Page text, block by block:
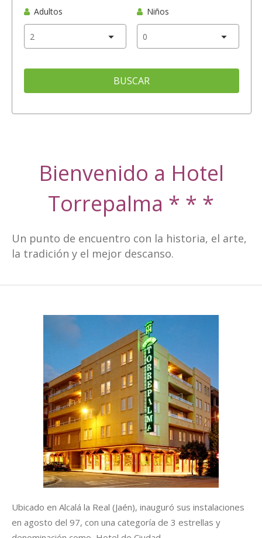
Adultos Niños
BUSCAR
Bienvenido a Hotel
Torrepalma * * *
Un punto de encuentro con la historia, el arte,
la tradición y el mejor descanso.
Ubicado en Alcalá la Real (Jaén), inauguró sus instalaciones
en agosto del 97, con una categoría de 3 estrellas y